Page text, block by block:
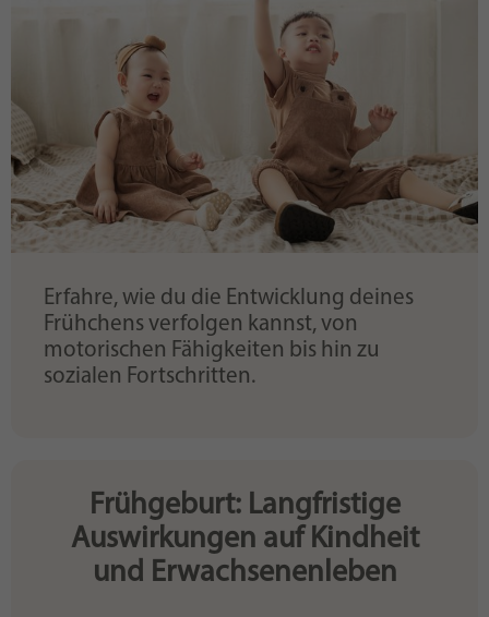
Erfahre, wie du die Entwicklung deines
Frühchens verfolgen kannst, von
motorischen Fähigkeiten bis hin zu
sozialen Fortschritten.
Frühgeburt: Langfristige
Auswirkungen auf Kindheit
und Erwachsenenleben